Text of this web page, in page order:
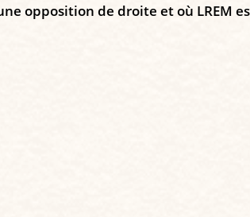
opposition de droite et où LREM